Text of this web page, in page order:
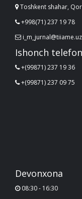
Toshkent shahar,
+998(71) 237 19 78
i_m_jurnal@tiiame.uz
Ishonch
+(99871) 237 19 36
+(99871) 237 09 75
Devonxona
08:30 - 16:30